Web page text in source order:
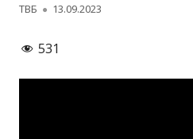
Автор
ТВБ Опубликовано
13.09.2023
531